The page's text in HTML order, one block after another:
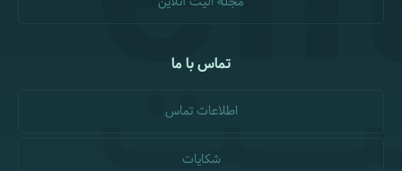
تماس با ما
اطلاعات تماس
شکایات